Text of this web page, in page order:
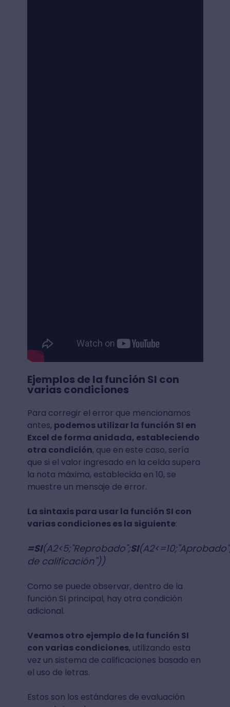
Ejemplos de la función SI con
varias condiciones
Para corregir el error que mencionamos
antes, podemos utilizar la función SI en
Excel de forma anidada, estableciendo
otra condición, que en este caso, sería
que si el valor ingresado en la celda supera
la nota máxima, establecida en 10, se
muestre un mensaje de error.
La sintaxis para usar la función SI con
varias condiciones es la siguiente:
=SI(A2<5;"Reprobado";SI
de calificación"))
Como se puede observar, dentro de la
función SI principal, hay otra condición
adicional.
Veamos otro ejemplo de la función SI
con varias condiciones, utilizando esta
vez un sistema de calificaciones basado en
el uso de letras.
Estos son los estándares de evaluación